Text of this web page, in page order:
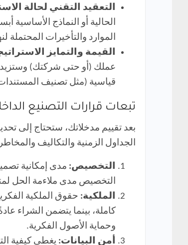
التعقيد التقني لحالة
الحالية أو النماذج
الموارد والتأخيرات المحتملة
القيمة والتمايز
عملك (أو حتى شركتك) وستزيد
قياسية (مثل تصنيف المستندات
تبعات قرارات التصنيع
بعد تقييم مدخلاتك، ستحتاج إلى
الجداول الزمنية والتكاليف والمخاطر
التخصيص: مدى إمكانية
التخصيص مدى ملاءمة الحل
الملكية: حقوق الملكية
كاملة، بينما يتضمن الشراء
وحماية الأصول الفكرية.
أمن البيانات: يغطي كيفية